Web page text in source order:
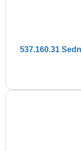
537.160.31